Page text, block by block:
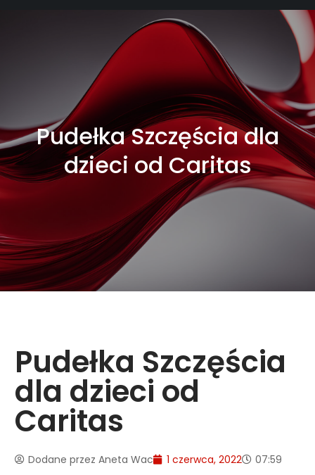
Pudełka Szczęścia dla
dzieci od Caritas
Pudełka Szczęścia
dla dzieci od
Caritas
Dodane przez Aneta Wac 1 czerwca, 2022 07:59